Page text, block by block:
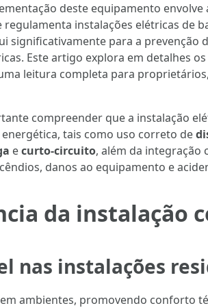
deste equipamento
regulamenta instalações elétricas de
significativamente para a
Este artigo explora em detalhes
leitura completa para
compreender que a instalação
tais como uso correto de
ecurto-circuito, além da integração
danos ao equipamento e
da instalação
nas instalações
ambientes, promovendo conforto